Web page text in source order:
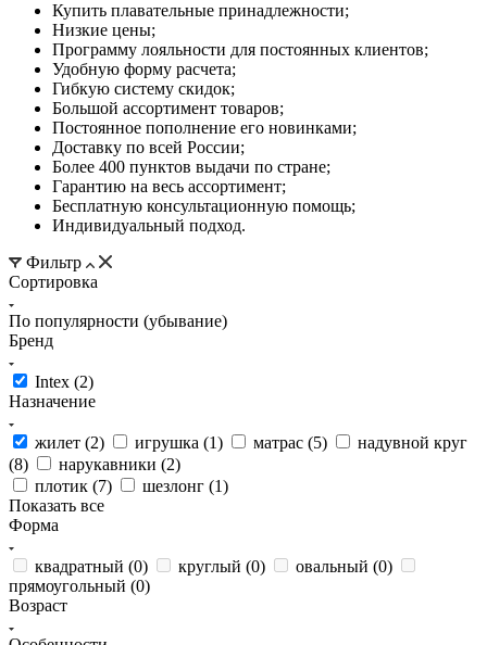
Купить плавательные принадлежности;
Низкие цены;
Программу лояльности для постоянных клиентов;
Удобную форму расчета;
Гибкую систему скидок;
Большой ассортимент товаров;
Постоянное пополнение его новинками;
Доставку по всей России;
Более 400 пунктов выдачи по стране;
Гарантию на весь ассортимент;
Бесплатную консультационную помощь;
Индивидуальный подход.
Фильтр
Сортировка
По популярности (убывание)
Бренд
Intex (2)
Назначение
жилет (2) игрушка (1) матрас (5)
надувной круг
(8) нарукавники (2)
плотик (7) шезлонг (1)
Показать все
Форма
квадратный (0) круглый (0) овальный (0)
прямоугольный (0)
Возраст